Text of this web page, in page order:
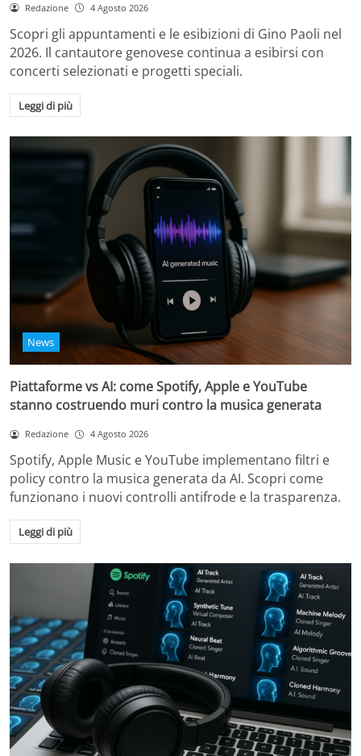
Redazione 4 Agosto 2026
Scopri gli appuntamenti e le esibizioni di Gino Paoli nel
2026. Il cantautore genovese continua a esibirsi con
concerti selezionati e progetti speciali.
Leggi di più
News
Piattaforme vs AI: come Spotify, Apple e YouTube
stanno costruendo muri contro la musica generata
Redazione 4 Agosto 2026
Spotify, Apple Music e YouTube implementano filtri e
policy contro la musica generata da AI. Scopri come
funzionano i nuovi controlli antifrode e la trasparenza.
Leggi di più